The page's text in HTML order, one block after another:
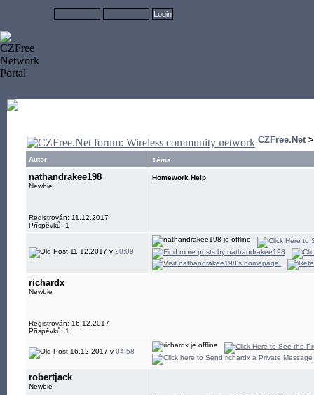
CZFree.Net
Autor Téma
nathandrakee198
Newbie
Registrován: 11.12.2017
Příspěvků: 1
Homework Help
11.12.2017 v 20:09
richardx
Newbie
Registrován: 16.12.2017
Příspěvků: 1
16.12.2017 v 04:58
robertjack
Newbie